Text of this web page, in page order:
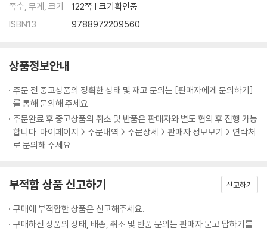
쪽수, 무게, 크기
122쪽 | 크기확인중
ISBN13
9788972209560
상품정보안내
주문 전 중고상품의 정확한 상태 및 재고 문의는 [판매자에게 문의하기]
를 통해 문의해 주세요.
주문완료 후 중고상품의 취소 및 반품은 판매자와 별도 협의 후 진행 가능
합니다. 마이페이지 > 주문내역 > 주문상세 > 판매자 정보보기 > 연락처
로 문의해 주세요.
부적합 상품 신고하기 신고하기
구매에 부적합한 상품은 신고해주세요.
구매하신 상품의 상태, 배송, 취소 및 반품 문의는 판매자 묻고 답하기를